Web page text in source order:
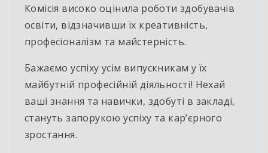
Комісія високо оцінила роботи здобувачів
освіти, відзначивши їх креативність,
професіоналізм та майстерність.
Бажаємо успіху усім випускникам у їх
майбутній професійній діяльності! Нехай
ваші знання та навички, здобуті в закладі,
стануть запорукою успіху та кар’єрного
зростання.